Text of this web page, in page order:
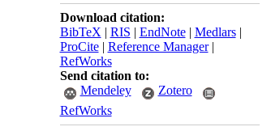
Download citation:
BibTeX | RIS | EndNote| Medlars|
ProCite| Reference Manager|
RefWorks
Send citation to:
Mendeley
Zotero
RefWorks